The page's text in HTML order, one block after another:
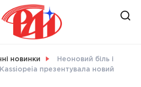
новинки
Неоновий біль і
презентувала новий